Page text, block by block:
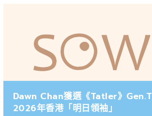
Dawn Chan獲選《Tatler》Gen.T
2026年香港「明日領袖」